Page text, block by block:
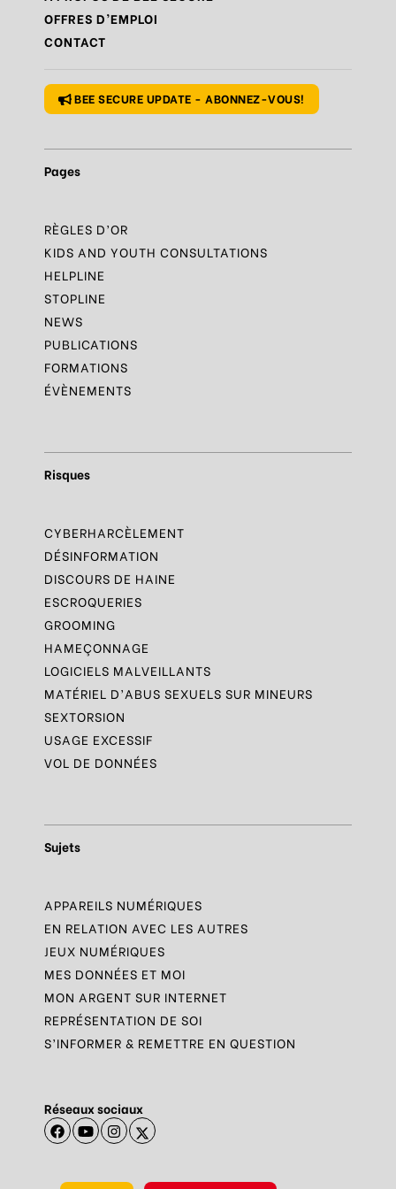
RègleN°9 – Savoir s’accorder une pause
OFFRES D’EMPLOI
CONTACT
BEE SECURE UPDATE - ABONNEZ-VOUS!
Pages
RÈGLES D’OR
KIDS AND YOUTH CONSULTATIONS
HELPLINE
STOPLINE
NEWS
PUBLICATIONS
FORMATIONS
ÉVÈNEMENTS
Risques
CYBERHARCÈLEMENT
DÉSINFORMATION
DISCOURS DE HAINE
ESCROQUERIES
GROOMING
HAMEÇONNAGE
LOGICIELS MALVEILLANTS
MATÉRIEL D’ABUS SEXUELS SUR MINEURS
SEXTORSION
USAGE EXCESSIF
VOL DE DONNÉES
Sujets
APPAREILS NUMÉRIQUES
EN RELATION AVEC LES AUTRES
JEUX NUMÉRIQUES
MES DONNÉES ET MOI
MON ARGENT SUR INTERNET
REPRÉSENTATION DE SOI
S’INFORMER & REMETTRE EN QUESTION
Réseaux sociaux